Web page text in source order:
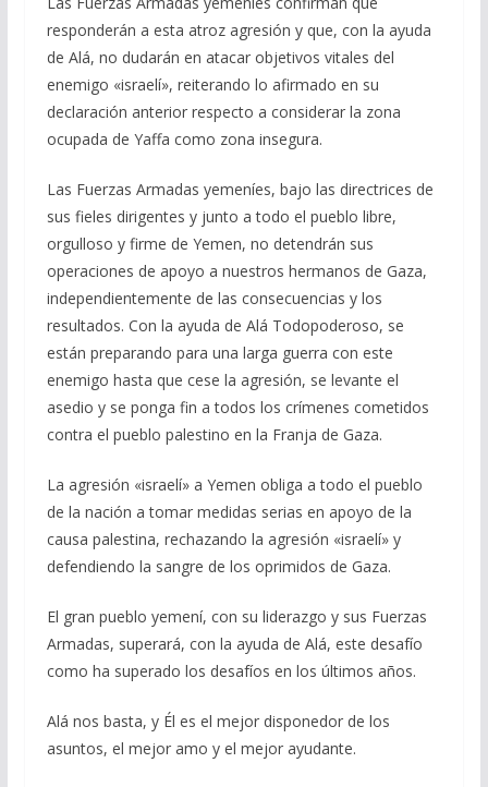
responderán a esta atroz agresión y que, con la ayuda
de Alá, no dudarán en atacar objetivos vitales del
enemigo «israelí», reiterando lo afirmado en su
declaración anterior respecto a considerar la zona
ocupada de Yaffa como zona insegura.
Las Fuerzas Armadas yemeníes, bajo las directrices de
sus fieles dirigentes y junto a todo el pueblo libre,
orgulloso y firme de Yemen, no detendrán sus
operaciones de apoyo a nuestros hermanos de Gaza,
independientemente de las consecuencias y los
resultados. Con la ayuda de Alá Todopoderoso, se
están preparando para una larga guerra con este
enemigo hasta que cese la agresión, se levante el
asedio y se ponga fin a todos los crímenes cometidos
contra el pueblo palestino en la Franja de Gaza.
La agresión «israelí» a Yemen obliga a todo el pueblo
de la nación a tomar medidas serias en apoyo de la
causa palestina, rechazando la agresión «israelí» y
defendiendo la sangre de los oprimidos de Gaza.
El gran pueblo yemení, con su liderazgo y sus Fuerzas
Armadas, superará, con la ayuda de Alá, este desafío
como ha superado los desafíos en los últimos años.
Alá nos basta, y Él es el mejor disponedor de los
asuntos, el mejor amo y el mejor ayudante.